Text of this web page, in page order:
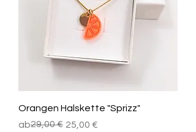
Orangen Halskette "Sprizz"
ab
Standardpreis
29,00 € 25,00 €
Sale-Preis